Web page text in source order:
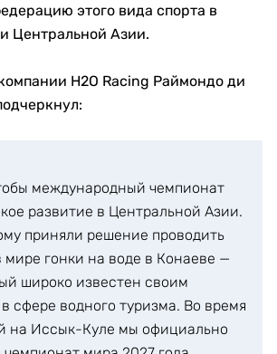
этого вида спорта в
Центральной Азии.
H2O Racing Раймондо ди
международный чемпионат
развитие в Центральной Азии.
приняли решение проводить
мире гонки на воде в Конаеве —
широко известен своим
сфере водного туризма. Во время
на Иссык-Куле мы официально